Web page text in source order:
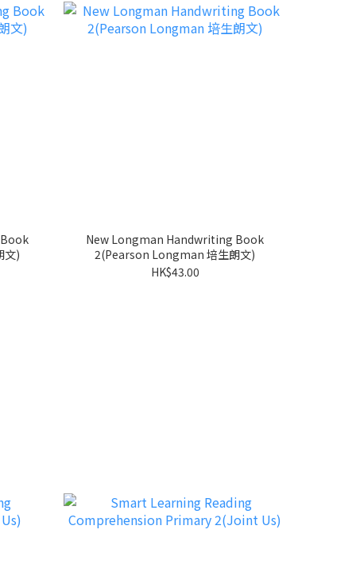
文)
New Longman Handwriting Book
2(Pearson Longman 培生朗文)
HK$43.00